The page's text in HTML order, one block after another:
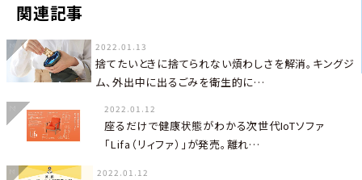
関連記事
2022.01.13
捨てたいときに捨てられない煩わしさを解消。キングジ
ム、外出中に出るごみを衛生的に…
2022.01.12
座るだけで健康状態がわかる次世代IoTソファ
「Lifa（リィファ）」が発売。離れ…
2022.01.12